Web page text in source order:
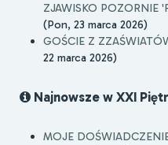
ZJAWISKO POZORNIE
(Pon, 23 marca 2026)
GOŚCIE Z
22 marca 2026)
Najnowsze w XXI
MOJE